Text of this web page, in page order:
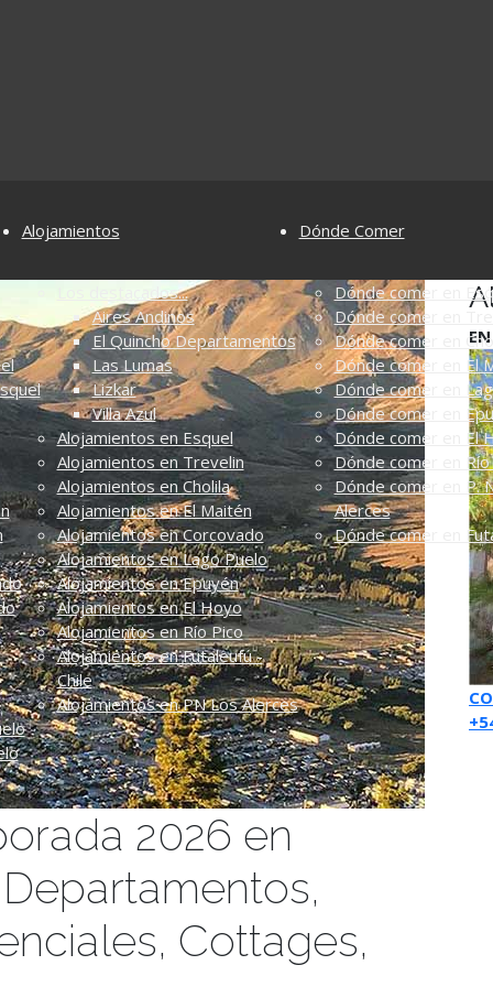
Alojamientos
Los destacados...
Aires Andinos
El Quincho Departamentos
Las Lumas
Lizkar
Villa Azul
Alojamientos en Esquel
Alojamientos en Trevelin
Alojamientos en Cholila
Alojamientos en El Maitén
Alojamientos en Corcovado
Alojamientos en Lago Puelo
Alojamientos en Epuyén
Alojamientos en El Hoyo
Alojamientos en Río Pico
Alojamientos en Futaleufú -
Chile
Alojamientos en PN Los Alerces
Dónde Comer
Dónde comer en
Dónde comer en
Dónde comer en
Dónde comer en El
Dónde comer en
Dónde comer en
Dónde comer en El
Dónde comer en Río
Dónde comer en P.
Alerces
Dónde comer en
2026 en
Cottages,